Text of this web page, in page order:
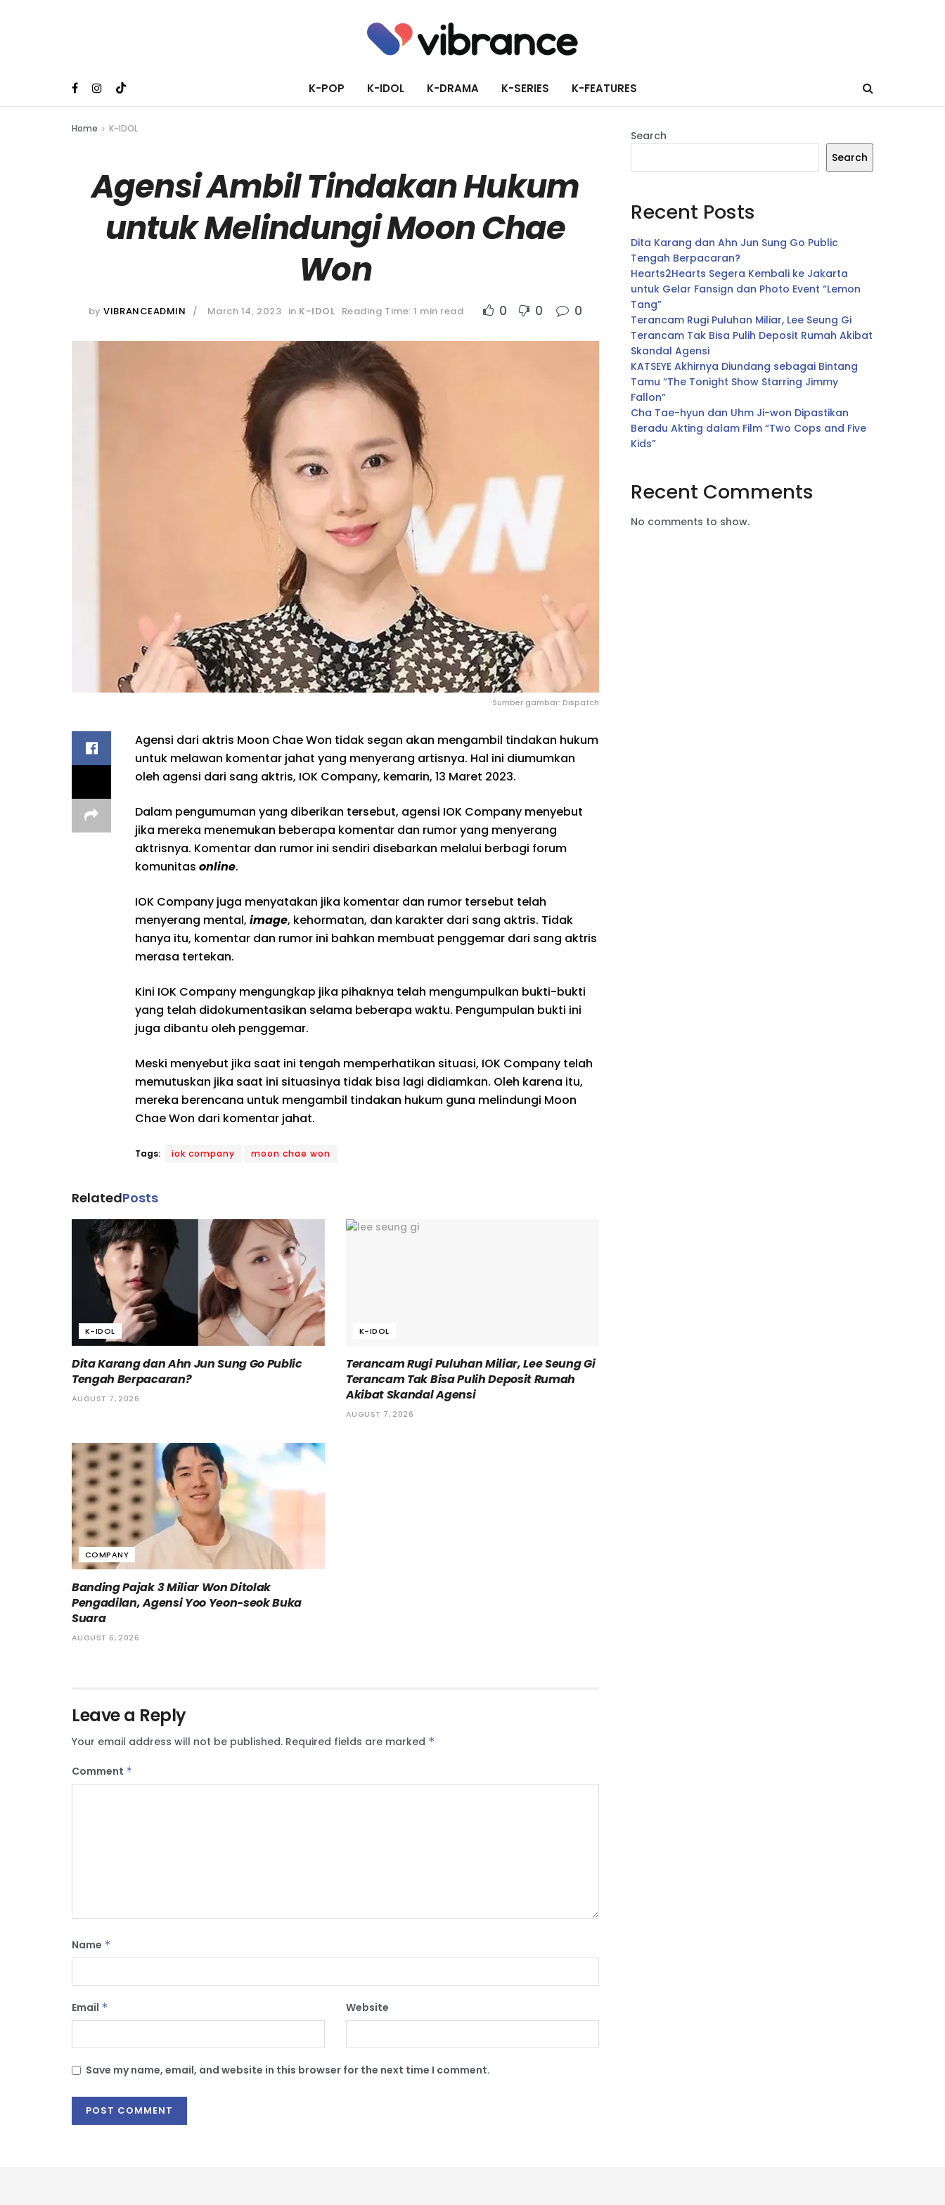
K-POP K-IDOL K-DRAMA K-SERIES K-FEATURES
Home K-IDOL
Agensi Ambil Tindakan Hukum
untuk Melindungi Moon Chae
Won
by VIBRANCEADMIN March 14, 2023 in K-IDOL Reading Time: 1 min read 0 0 0
Sumber gambar: Dispatch
Agensi dari aktris Moon Chae Won tidak segan akan mengambil tindakan hukum
untuk melawan komentar jahat yang menyerang artisnya. Hal ini diumumkan
oleh agensi dari sang aktris, IOK Company, kemarin, 13 Maret 2023.
Dalam pengumuman yang diberikan tersebut, agensi IOK Company menyebut
jika mereka menemukan beberapa komentar dan rumor yang menyerang
aktrisnya. Komentar dan rumor ini sendiri disebarkan melalui berbagi forum
komunitas online.
IOK Company juga menyatakan jika komentar dan rumor tersebut telah
menyerang mental, image, kehormatan, dan karakter dari sang aktris. Tidak
hanya itu, komentar dan rumor ini bahkan membuat penggemar dari sang aktris
merasa tertekan.
Kini IOK Company mengungkap jika pihaknya telah mengumpulkan bukti-bukti
yang telah didokumentasikan selama beberapa waktu. Pengumpulan bukti ini
juga dibantu oleh penggemar.
Meski menyebut jika saat ini tengah memperhatikan situasi, IOK Company telah
memutuskan jika saat ini situasinya tidak bisa lagi didiamkan. Oleh karena itu,
mereka berencana untuk mengambil tindakan hukum guna melindungi Moon
Chae Won dari komentar jahat.
Tags: iok company moon chae won
RelatedPosts
K-IDOL
Dita Karang dan Ahn Jun Sung Go Public
Tengah Berpacaran?
AUGUST 7, 2026
K-IDOL
Terancam Rugi Puluhan Miliar, Lee Seung Gi
Terancam Tak Bisa Pulih Deposit Rumah
Akibat Skandal Agensi
AUGUST 7, 2026
COMPANY
Banding Pajak 3 Miliar Won Ditolak
Pengadilan, Agensi Yoo Yeon-seok Buka
Suara
AUGUST 6, 2026
Leave a Reply
Your email address will not be published. Required fields are marked *
Comment *
Name *
Email * Website
Save my name, email, and website in this browser for the next time I comment.
Search
Search
Recent Posts
Dita Karang dan Ahn Jun Sung Go Public
Tengah Berpacaran?
Hearts2Hearts Segera Kembali ke Jakarta
untuk Gelar Fansign dan Photo Event “Lemon
Tang”
Terancam Rugi Puluhan Miliar, Lee Seung Gi
Terancam Tak Bisa Pulih Deposit Rumah Akibat
Skandal Agensi
KATSEYE Akhirnya Diundang sebagai Bintang
Tamu “The Tonight Show Starring Jimmy
Fallon”
Cha Tae-hyun dan Uhm Ji-won Dipastikan
Beradu Akting dalam Film “Two Cops and Five
Kids”
Recent Comments
No comments to show.